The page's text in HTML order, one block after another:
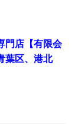
門店【有限会
葉区、港北